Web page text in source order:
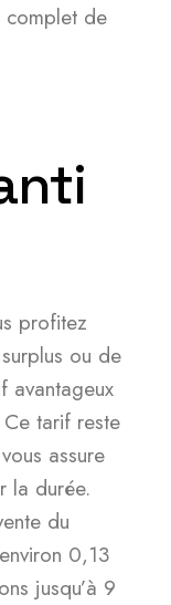
complet de
profitez
ou de
avantageux
tarif reste
assure
la durée.
du
0,13
jusqu’à 9